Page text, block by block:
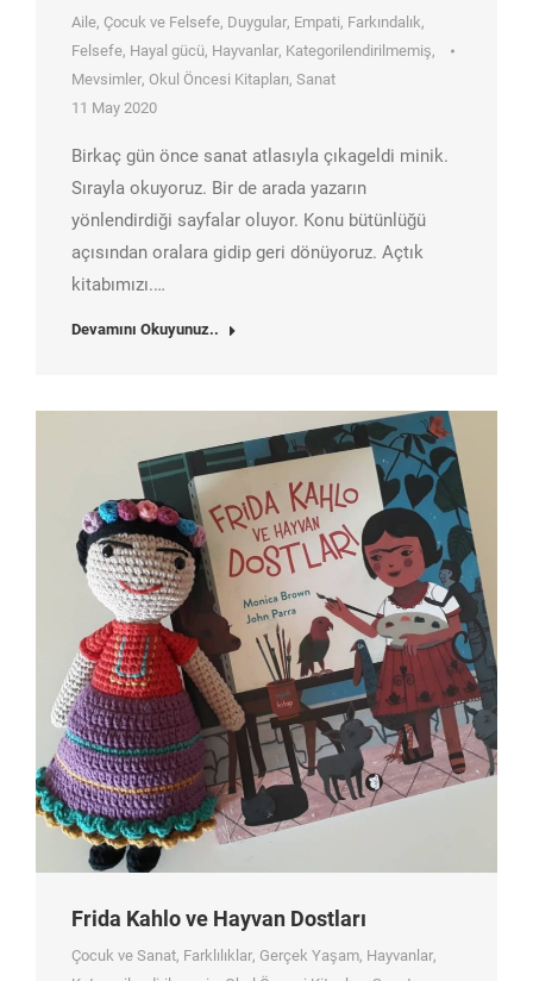
Aile, Çocuk ve Felsefe, Duygular, Empati, Farkındalık,
Felsefe, Hayal gücü, Hayvanlar, Kategorilendirilmemiş,
Mevsimler, Okul Öncesi Kitapları, Sanat
11 May 2020
Birkaç gün önce sanat atlasıyla çıkageldi minik.
Sırayla okuyoruz. Bir de arada yazarın
yönlendirdiği sayfalar oluyor. Konu bütünlüğü
açısından oralara gidip geri dönüyoruz. Açtık
kitabımızı.…
Devamını Okuyunuz..
Frida Kahlo ve Hayvan Dostları
Çocuk ve Sanat, Farklılıklar, Gerçek Yaşam, Hayvanlar,